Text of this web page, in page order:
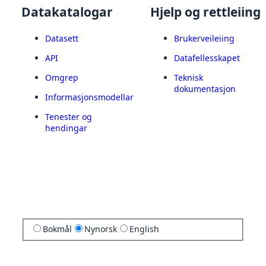
Datakatalogar
Datasett
API
Omgrep
Informasjonsmodellar
Tenester og
hendingar
Hjelp og rettleiing
Brukerveileiing
Datafellesskapet
Teknisk
dokumentasjon
Bokmål Nynorsk English